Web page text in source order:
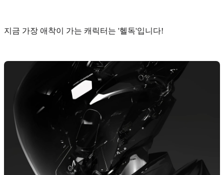
지금 가장 애착이 가는 캐릭터는 '헬독'입니다!